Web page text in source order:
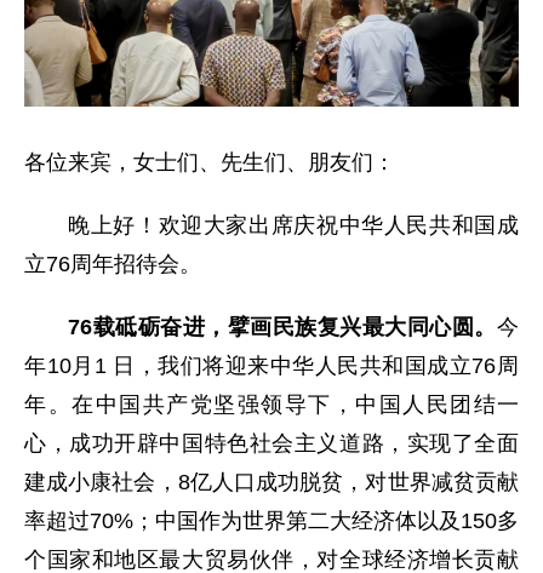
各位来宾，女士们、先生们、朋友们：
晚上好！欢迎大家出席庆祝中华人民共和国成
立76周年招待会。
76载砥砺奋进，擘画民族复兴最大同心圆。 今
年10月1 日，我们将迎来中华人民共和国成立76周
年。在中国共产党坚强领导下，中国人民团结一
心，成功开辟中国特色社会主义道路，实现了全面
建成小康社会，8亿人口成功脱贫，对世界减贫贡献
率超过70%；中国作为世界第二大经济体以及150多
个国家和地区最大贸易伙伴，对全球经济增长贡献